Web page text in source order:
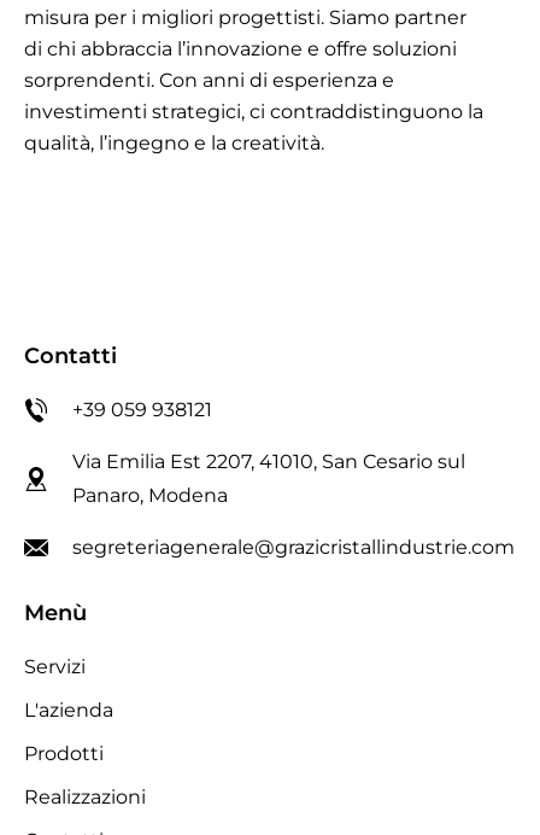
misura per i migliori progettisti. Siamo partner
di chi abbraccia l’innovazione e offre soluzioni
sorprendenti. Con anni di esperienza e
investimenti strategici, ci contraddistinguono la
qualità, l’ingegno e la creatività.
Contatti
+39 059 938121
Via Emilia Est 2207, 41010, San Cesario sul
Panaro, Modena
segreteriagenerale@grazicristallindustrie.com
Menù
Servizi
L'azienda
Prodotti
Realizzazioni